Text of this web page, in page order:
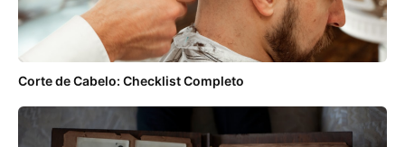
Corte de Cabelo: Checklist Completo